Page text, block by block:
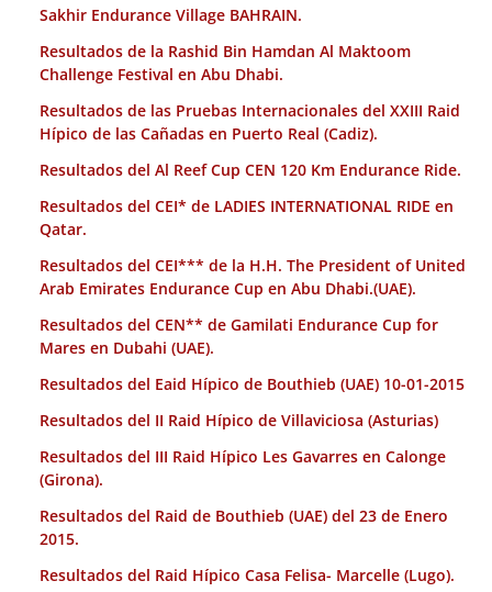
Sakhir Endurance Village BAHRAIN.
Resultados de la Rashid Bin Hamdan Al Maktoom
Challenge Festival en Abu Dhabi.
Resultados de las Pruebas Internacionales del XXIII Raid
Hípico de las Cañadas en Puerto Real (Cadiz).
Resultados del Al Reef Cup CEN 120 Km Endurance Ride.
Resultados del CEI* de LADIES INTERNATIONAL RIDE en
Qatar.
Resultados del CEI*** de la H.H. The President of United
Arab Emirates Endurance Cup en Abu Dhabi.(UAE).
Resultados del CEN** de Gamilati Endurance Cup for
Mares en Dubahi (UAE).
Resultados del Eaid Hípico de Bouthieb (UAE) 10-01-2015
Resultados del II Raid Hípico de Villaviciosa (Asturias)
Resultados del III Raid Hípico Les Gavarres en Calonge
(Girona).
Resultados del Raid de Bouthieb (UAE) del 23 de Enero
2015.
Resultados del Raid Hípico Casa Felisa- Marcelle (Lugo).